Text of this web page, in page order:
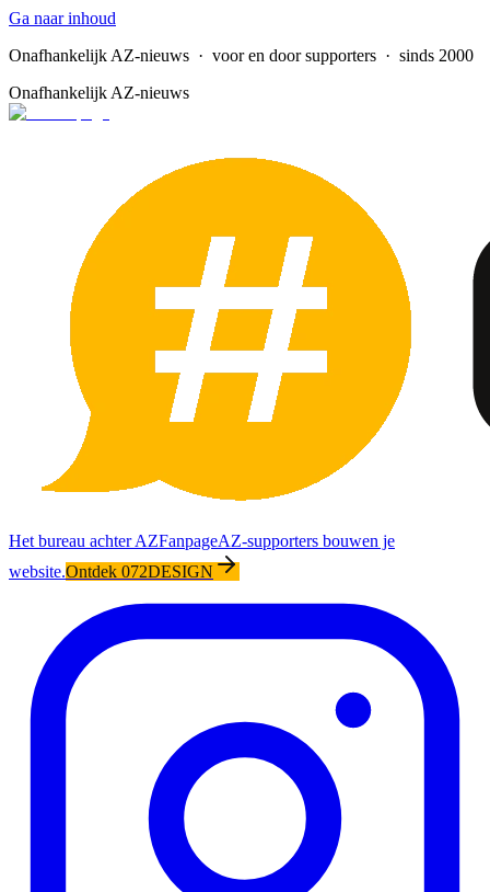
Ga naar inhoud
Onafhankelijk AZ-nieuws · voor en door supporters · sinds 2000
Onafhankelijk AZ-nieuws
Het bureau achter AZFanpageAZ-supporters bouwen je
website.Ontdek 072DESIGN